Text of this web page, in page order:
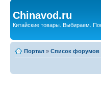
Chinavod.ru
Китайские товары. Выбираем.
Портал » Список форумов